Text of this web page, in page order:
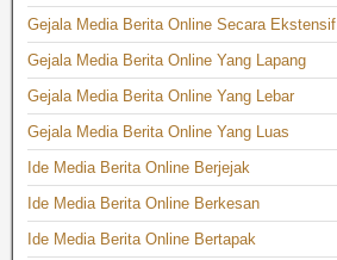
Gejala Media Berita Online Secara Ekstensif
Gejala Media Berita Online Yang Lapang
Gejala Media Berita Online Yang Lebar
Gejala Media Berita Online Yang Luas
Ide Media Berita Online Berjejak
Ide Media Berita Online Berkesan
Ide Media Berita Online Bertapak